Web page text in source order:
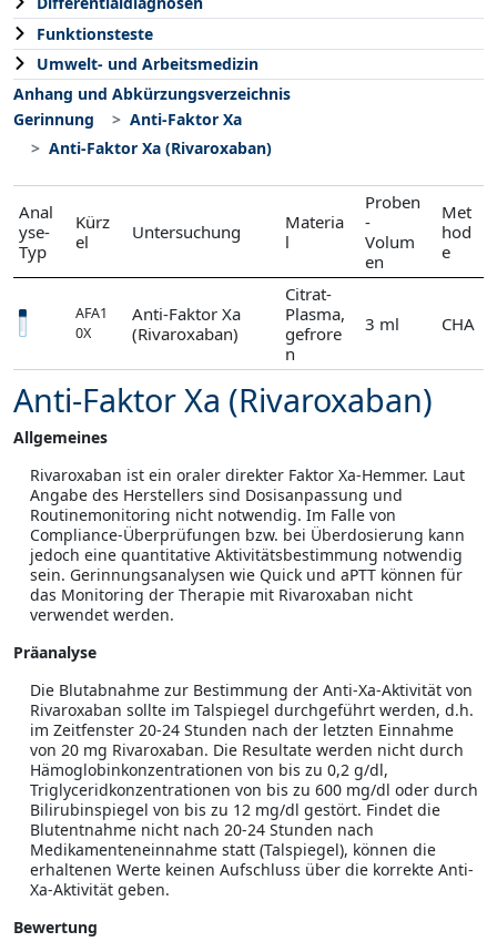
Funktionsteste
Umwelt- und Arbeitsmedizin
Anhang und Abkürzungsverzeichnis
Gerinnung
Anti-Faktor Xa
Anti-Faktor Xa (Rivaroxaban)
Anal
yse-
Typ
Kürz
el
Untersuchung
Materia
l
Proben
-
Volum
en
Met
hod
e
AFA1
0X
Anti-Faktor Xa
(Rivaroxaban)
Citrat-
Plasma,
gefrore
n
3 ml CHA
Anti-Faktor Xa (Rivaroxaban)
Allgemeines
Rivaroxaban ist ein oraler direkter Faktor Xa-Hemmer. Laut
Angabe des Herstellers sind Dosisanpassung und
Routinemonitoring nicht notwendig. Im Falle von
Compliance-Überprüfungen bzw. bei Überdosierung kann
jedoch eine quantitative Aktivitätsbestimmung notwendig
sein. Gerinnungsanalysen wie Quick und aPTT können für
das Monitoring der Therapie mit Rivaroxaban nicht
verwendet werden.
Präanalyse
Die Blutabnahme zur Bestimmung der Anti-Xa-Aktivität von
Rivaroxaban sollte im Talspiegel durchgeführt werden, d.h.
im Zeitfenster 20-24 Stunden nach der letzten Einnahme
von 20 mg Rivaroxaban. Die Resultate werden nicht durch
Hämoglobinkonzentrationen von bis zu 0,2 g/dl,
Triglyceridkonzentrationen von bis zu 600 mg/dl oder durch
Bilirubinspiegel von bis zu 12 mg/dl gestört. Findet die
Blutentnahme nicht nach 20-24 Stunden nach
Medikamenteneinnahme statt (Talspiegel), können die
erhaltenen Werte keinen Aufschluss über die korrekte Anti-
Xa-Aktivität geben.
Bewertung